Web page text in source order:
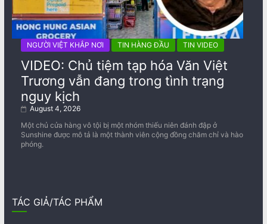
NGƯỜI VIỆT KHẮP NƠI TIN HÀNG ĐẦU TIN VIDEO
VIDEO: Chủ tiệm tạp hóa Văn Việt
Trương vẫn đang trong tình trạng
nguy kịch
August 4, 2026
Một chủ cửa hàng vô tội bị một nhóm thiếu niên đánh đập ở
Sunshine được mô tả là một thành viên cộng đồng chăm chỉ và hào
phóng.
TÁC GIẢ/TÁC PHẨM